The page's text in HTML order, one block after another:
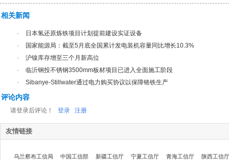
相关新闻
·
日本氢还原炼铁项目计划提前建设实证设备
·
国家能源局：截至5月底全国累计发电装机容量同比增长10.3%
·
沪镍库存增至三个月新高位
·
临沂钢投不锈钢3500mm板材项目已进入全面施工阶段
·
Sibanye-Stillwater通过电力购买协议以保障铬铁生产
评论内容
请登录后评论！ 登录 注册
友情链接
乌兰察布工信局 中国工信部 新疆工信厅 宁夏工信厅 青海工信厅 陕西工信厅